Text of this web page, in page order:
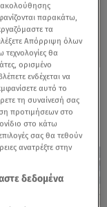
με την
παρακάτω,
τα
Απόρριψη όλων
θα
ορισμένο
ενδέχεται να
αυτό το
τη συναίνεσή σας
προτιμήσεων στο
στο κάτω
σας θα τεθούν
ανατρέξτε στην
δεδομένα